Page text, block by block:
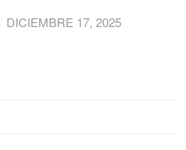
DICIEMBRE 17, 2025